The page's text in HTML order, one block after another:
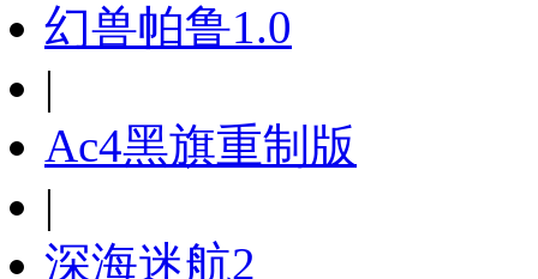
幻兽帕鲁1.0
|
Ac4黑旗重制版
|
深海迷航2